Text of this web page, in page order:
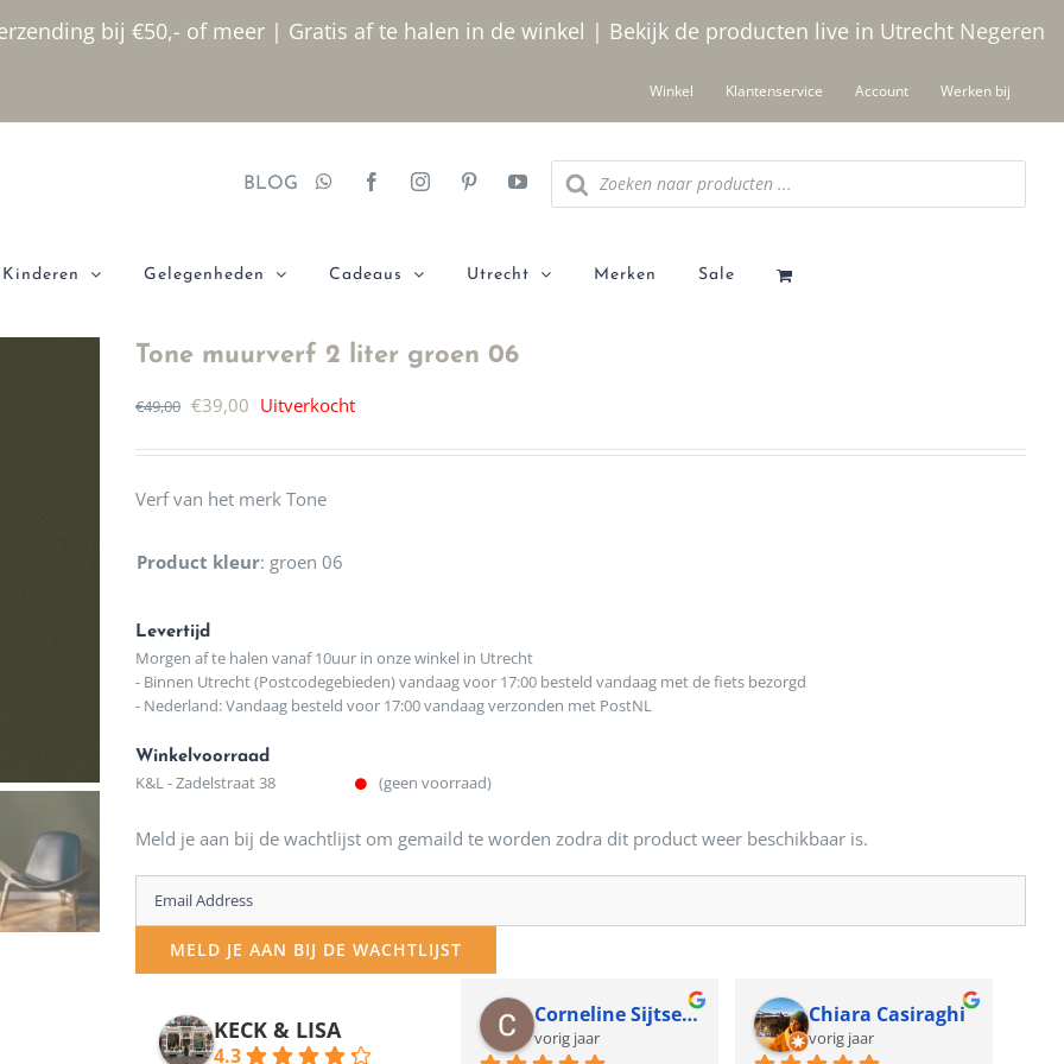
bij €50,- of meer | Gratis af te halen in de winkel | Bekijk de producten live in Utrecht Negeren
Winkel Klantenservice Account Werken bij
BLOG
Producten
zoeken
Kinderen Gelegenheden Cadeaus Utrecht Merken Sale
Tone muurverf 2 liter groen 06
€49,00 Oorspronkelijke
€39,00 Huidige
Uitverkocht
Verf van het merk Tone
Product kleur: groen 06
Levertijd
Morgen af te halen vanaf 10uur in onze winkel in Utrecht
- Binnen Utrecht (Postcodegebieden) vandaag voor 17:00 besteld vandaag met de fiets bezorgd
- Nederland: Vandaag besteld voor 17:00 vandaag verzonden met PostNL
Winkelvoorraad
K&L - Zadelstraat 38 (geen voorraad)
Meld je aan bij de wachtlijst om gemaild te worden zodra dit product weer beschikbaar is.
Enter
your
email
MELD JE AAN BIJ DE WACHTLIJST
KECK & LISA
4.3
12 maanden geleden
Corneline Sijtsema
vorig jaar
Chiara Casiraghi
vorig jaar